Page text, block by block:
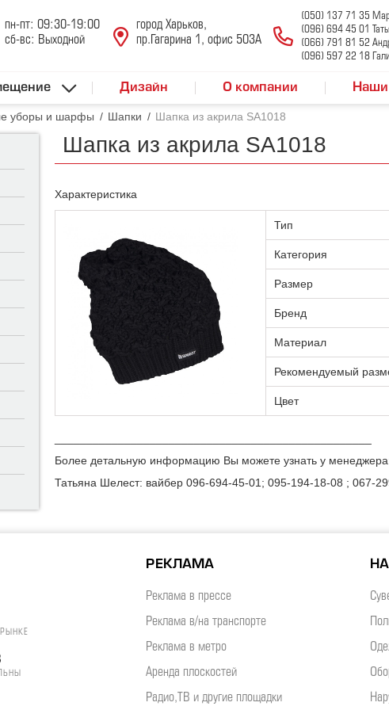
(050) 137 71 35
(096) 694 45 01
(066) 791 81 52
(096) 597 22 18
город Харьков,
пр.Гагарина 1, офис 503А
пн-пт: 09:30-19:00
сб-вс: Выходной
Дизайн О компании Наши
уборы и шарфы / Шапки / Шапка из акрила SA1018
Шапка из акрила SA1018
Характеристика
Тип
Категория
Размер
Бренд
Материал
Рекомендуемый
Цвет
Более детальную информацию Вы можете узнать у
Татьяна Шелест: вайбер 096-694-45-01; 095-194-18-08 ; 067-
РЕКЛАМА
Реклама в прессе
Реклама в/на транспорте
Реклама в метро
Аренда плоскостей
Радио,ТВ и другие площадки